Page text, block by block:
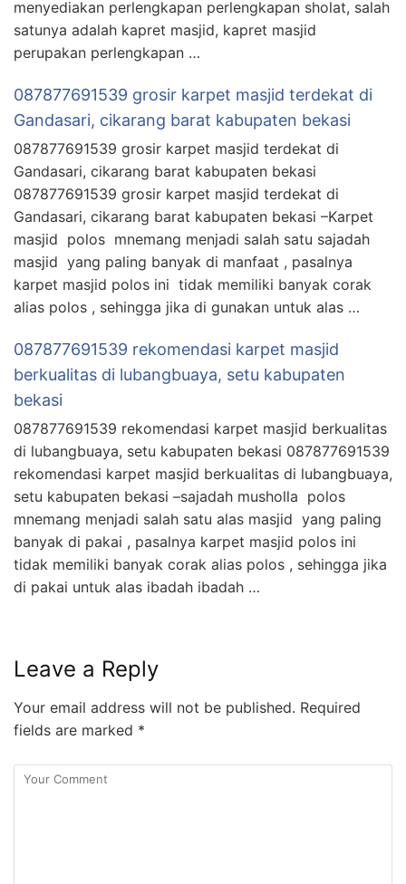
menyediakan perlengkapan perlengkapan sholat, salah
satunya adalah kapret masjid, kapret masjid
perupakan perlengkapan …
087877691539 grosir karpet masjid terdekat di
Gandasari, cikarang barat kabupaten bekasi
087877691539 grosir karpet masjid terdekat di
Gandasari, cikarang barat kabupaten bekasi
087877691539 grosir karpet masjid terdekat di
Gandasari, cikarang barat kabupaten bekasi –Karpet
masjid polos mnemang menjadi salah satu sajadah
masjid yang paling banyak di manfaat , pasalnya
karpet masjid polos ini tidak memiliki banyak corak
alias polos , sehingga jika di gunakan untuk alas …
087877691539 rekomendasi karpet masjid
berkualitas di lubangbuaya, setu kabupaten
bekasi
087877691539 rekomendasi karpet masjid berkualitas
di lubangbuaya, setu kabupaten bekasi 087877691539
rekomendasi karpet masjid berkualitas di lubangbuaya,
setu kabupaten bekasi –sajadah musholla polos
mnemang menjadi salah satu alas masjid yang paling
banyak di pakai , pasalnya karpet masjid polos ini
tidak memiliki banyak corak alias polos , sehingga jika
di pakai untuk alas ibadah ibadah …
Leave a Reply
Your email address will not be published. Required
fields are marked *